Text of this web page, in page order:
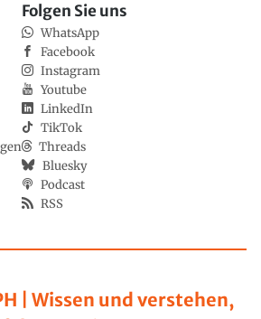
| Wissen und verstehen,
Folgen Sie uns
WhatsApp
Facebook
Instagram
Youtube
LinkedIn
TikTok
Threads
Bluesky
Podcast
RSS